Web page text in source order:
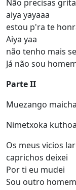
Não precisas
aiya yayaaa
estou p'ra te
Aiya yaa
não tenho mais
Já não sou
Parte II
Muezango
Nimetxoka
Os meus vicios
caprichos deixei
Por ti eu mudei
Sou outro homem